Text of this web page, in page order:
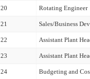
20 Rotating Engineer
21 Sales/Business
22 Assistant Plant
23 Assistant Plant
24 Budgeting and